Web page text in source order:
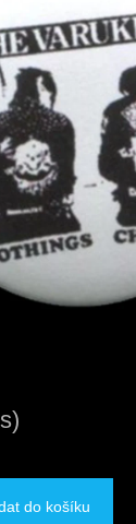
do košíku